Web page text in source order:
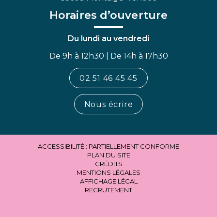
Horaires d’ouverture
Du lundi au vendredi
De 9h à 12h30 | De 14h à 17h30
02 51 46 45 45
Nous écrire
ACCESSIBILITÉ : PARTIELLEMENT CONFORME
PLAN DU SITE
CRÉDITS
MENTIONS LÉGALES
AFFICHAGE LÉGAL
RECRUTEMENT